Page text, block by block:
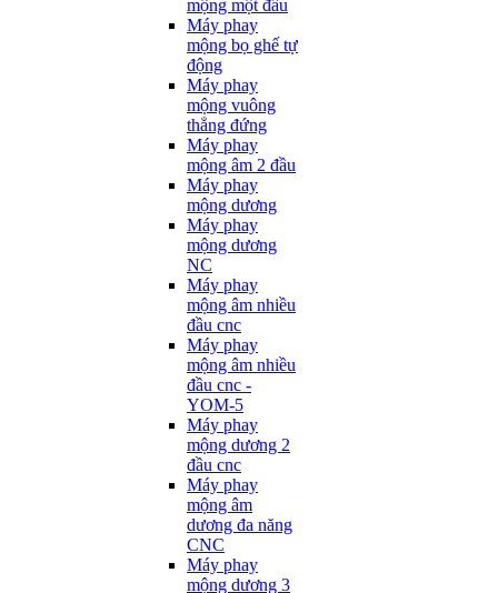
mộng một đầu
Máy phay
mộng bọ ghế tự
động
Máy phay
mộng vuông
thẳng đứng
Máy phay
mộng âm 2 đầu
Máy phay
mộng dương
Máy phay
mộng dương
NC
Máy phay
mộng âm nhiều
đầu cnc
Máy phay
mộng âm nhiều
đầu cnc -
YOM-5
Máy phay
mộng dương 2
đầu cnc
Máy phay
mộng âm
dương đa năng
CNC
Máy phay
mộng dương 3